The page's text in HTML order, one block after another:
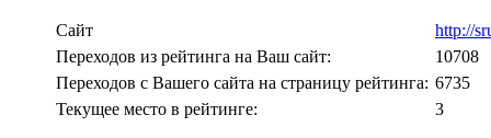
Сайт
http://
Переходов из рейтинга на Ваш сайт:
10708
Переходов с Вашего сайта на страницу рейтинга: 6735
Текущее место в рейтинге:
3